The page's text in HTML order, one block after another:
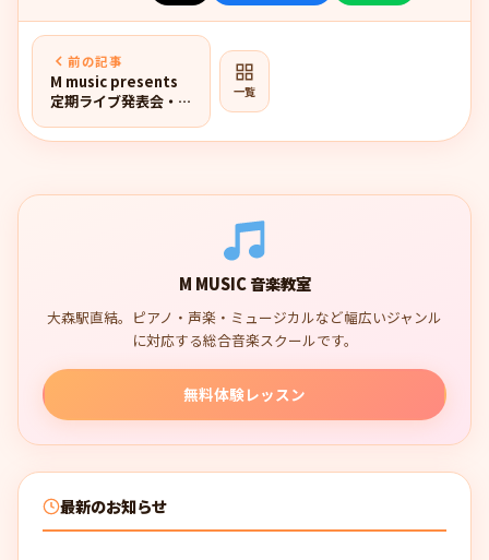
前の記事
M music presents
定期ライブ発表会・出
一覧
M MUSIC 音楽教室
大森駅直結。ピアノ・声楽・ミュージカルなど幅広いジャンル
に対応する総合音楽スクールです。
無料体験レッスン
最新のお知らせ